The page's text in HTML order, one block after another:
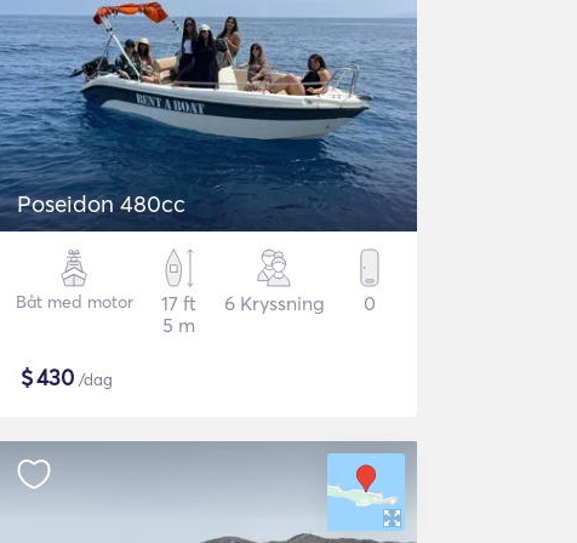
Poseidon 480cc
Båt med motor
17 ft
5 m
6 Kryssning 0
$430 /dag